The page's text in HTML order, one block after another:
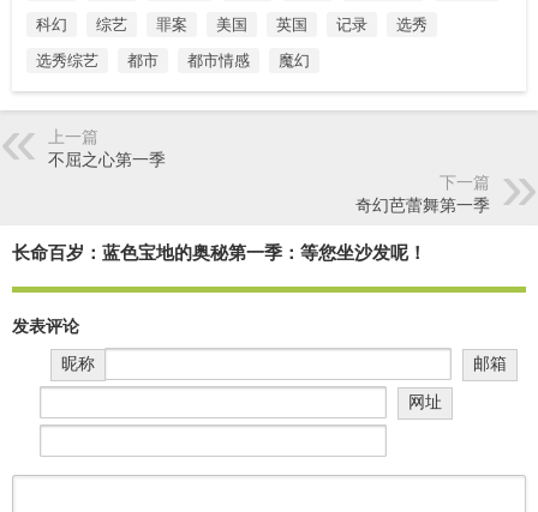
科幻
综艺 罪案 美国 英国 记录
选秀
选秀综艺
都市 都市情感 魔幻
上一篇
不屈之心第一季
下一篇
奇幻芭蕾舞第一季
长命百岁：蓝色宝地的奥秘第一季：等您坐沙发呢！
发表评论
昵称
邮箱
网址